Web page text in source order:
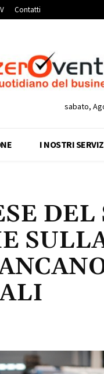
Contatti
sabato,
I NOSTRI
DEL